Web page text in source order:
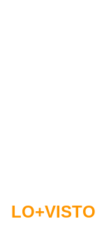
LO+VISTO